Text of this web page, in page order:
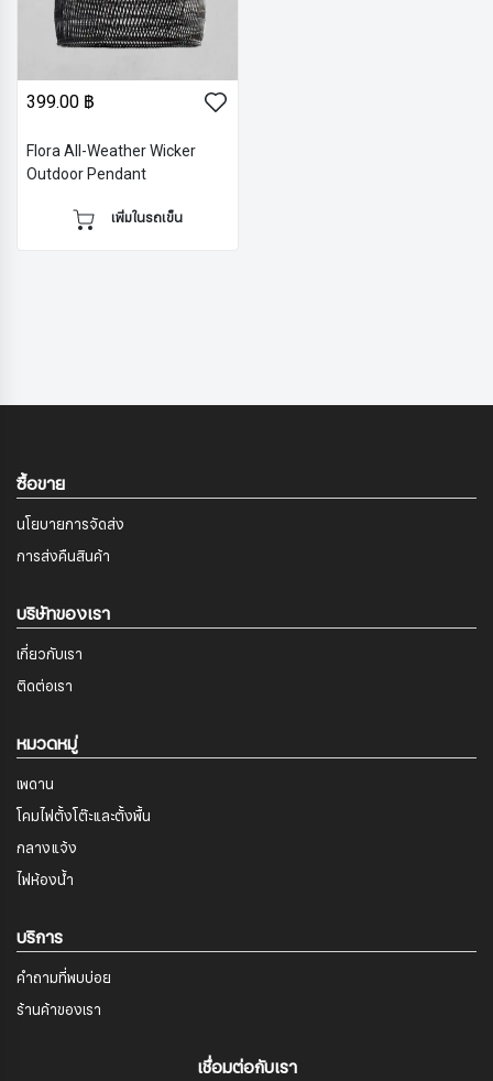
399.00 ฿
Flora All-Weather Wicker
Outdoor Pendant
เพิ่มในรถเข็น
ซื้อขาย
นโยบายการจัดส่ง
การส่งคืนสินค้า
บริษัทของเรา
เกี่ยวกับเรา
ติดต่อเรา
หมวดหมู่
เพดาน
โคมไฟตั้งโต๊ะและตั้งพื้น
กลางแจ้ง
ไฟห้องน้ำ
บริการ
คำถามที่พบบ่อย
ร้านค้าของเรา
เชื่อมต่อกับเรา